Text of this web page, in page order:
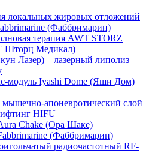
локальных жировых отложений
(Фаббримарин)
терапия AWT STORZ
Медикал)
Лазер) – лазерный липолиз
модуль Iyashi Dome (Яши Дом)
апоневротический слой
HIFU
Chake (Ора Шаке)
(Фаббримарин)
радиочастотный RF-